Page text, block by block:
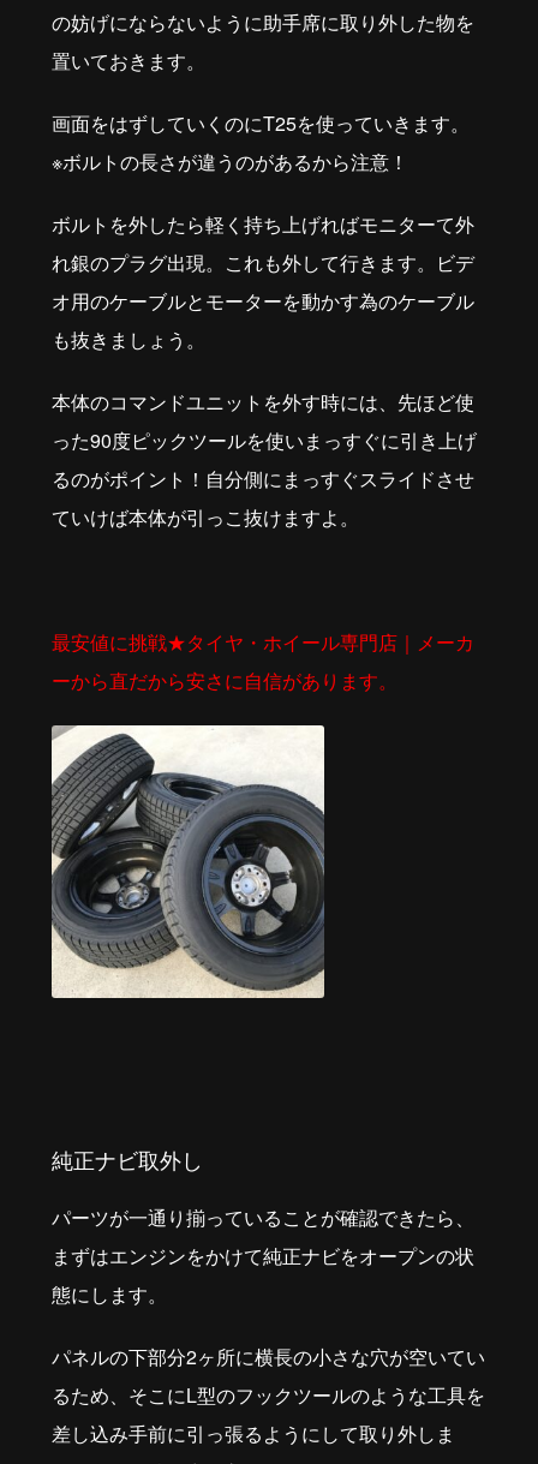
の妨げにならないように助手席に取り外した物を
置いておきます。
画面をはずしていくのにT25を使っていきます。
※ボルトの長さが違うのがあるから注意！
ボルトを外したら軽く持ち上げればモニターて外
れ銀のプラグ出現。これも外して行きます。ビデ
オ用のケーブルとモーターを動かす為のケーブル
も抜きましょう。
本体のコマンドユニットを外す時には、先ほど使
った90度ピックツールを使いまっすぐに引き上げ
るのがポイント！自分側にまっすぐスライドさせ
ていけば本体が引っこ抜けますよ。
最安値に挑戦★タイヤ・ホイール専門店｜メーカ
ーから直だから安さに自信があります。
純正ナビ取外し
パーツが一通り揃っていることが確認できたら、
まずはエンジンをかけて純正ナビをオープンの状
態にします。
パネルの下部分2ヶ所に横長の小さな穴が空いてい
るため、そこにL型のフックツールのような工具を
差し込み手前に引っ張るようにして取り外しま